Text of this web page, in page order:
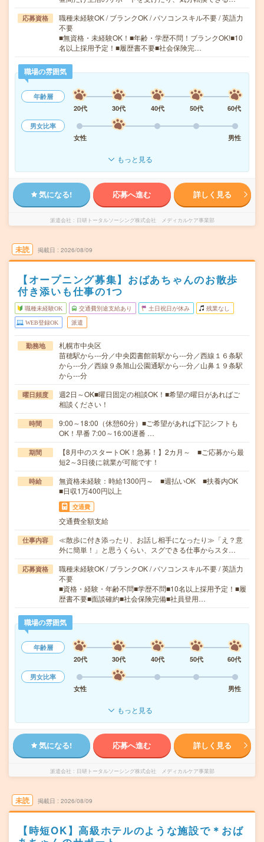
応募資格
職種未経験OK / ブランクOK / パソコンスキル不要 / 英語力
不要
■無資格・未経験OK！■年齢・学歴不問！ブランクOK!■10
名以上採用予定！■履歴書不要■社会保険完…
職場の雰囲気
年齢層
20代
30代 40代 50代
60代
男女比率
女性
男性
もっと見る
気になる! 応募へ進む 詳しく見る
派遣会社 日研トータルソーシング株式会社 メディカルケア事業部
未読 掲載日 2026/08/09
【オープニング募集】おばあちゃんのお散歩
付き添いも仕事の1つ
職種未経験OK 交通費別途支給あり 土日祝日が休み 残業なし
WEB登録OK 派遣
勤務地
札幌市中央区
苗穂駅から---分／中央図書館前駅から---分／西線１６条駅
から---分／西線９条旭山公園通駅から---分／山鼻１９条駅
から---分
曜日頻度
週2日～OK■曜日固定の相談OK！■希望の曜日があればご
相談ください！
時間
9:00～18:00（休憩60分）■ご希望があれば下記シフトも
OK！早番 7:00～16:00遅番 …
期間
【8月中のスタートOK！急募！】2カ月～ ■ご応募から最
短2～3日後に就業が可能です！
時給
無資格未経験：時給1300円～ ■週払いOK ■扶養内OK
■日収1万400円以上
交通費
交通費全額支給
仕事内容
≪散歩に付き添ったり、お話し相手になったり≫「え？意
外に簡単！」と思うくらい、スグできる仕事からスタ…
応募資格
職種未経験OK / ブランクOK / パソコンスキル不要 / 英語力
不要
■資格・経験・年齢不問■学歴不問■10名以上採用予定！■履
歴書不要■面談確約■社会保険完備■社員登用…
職場の雰囲気
年齢層
20代
30代 40代 50代
60代
男女比率
女性
男性
もっと見る
気になる! 応募へ進む 詳しく見る
派遣会社 日研トータルソーシング株式会社 メディカルケア事業部
未読 掲載日 2026/08/09
【時短OK】高級ホテルのような施設で＊おば